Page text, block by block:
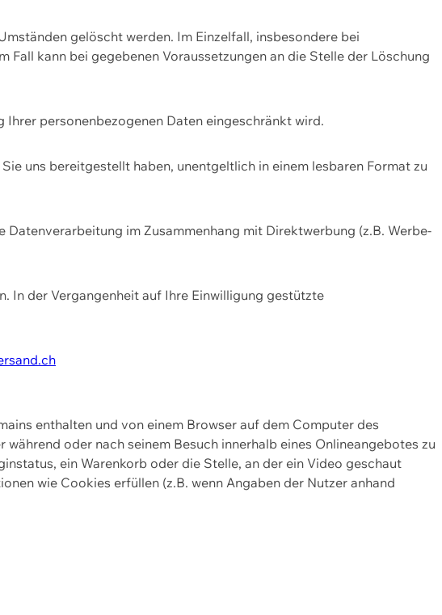
gelöscht werden. Im Einzelfall, insbesondere bei
kann bei gegebenen Voraussetzungen an die Stelle der Löschung
Ihrer personenbezogenen Daten eingeschränkt wird.
uns bereitgestellt haben, unentgeltlich in einem lesbaren Format zu
im Zusammenhang mit Direktwerbung (z.B. Werbe-
In der Vergangenheit auf Ihre Einwilligung gestützte
enthalten und von einem Browser auf dem Computer des
oder nach seinem Besuch innerhalb eines Onlineangebotes zu
ein Warenkorb oder die Stelle, an der ein Video geschaut
wie Cookies erfüllen (z.B. wenn Angaben der Nutzer anhand